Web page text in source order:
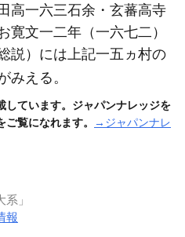
高一六三石余・玄蕃高寺
寛文一二年 （一六七二）
説） には上記一五ヵ村の
みえる。
しています。ジャパンナレッジを
覧になれます。
→ジャパンナレ
」
報